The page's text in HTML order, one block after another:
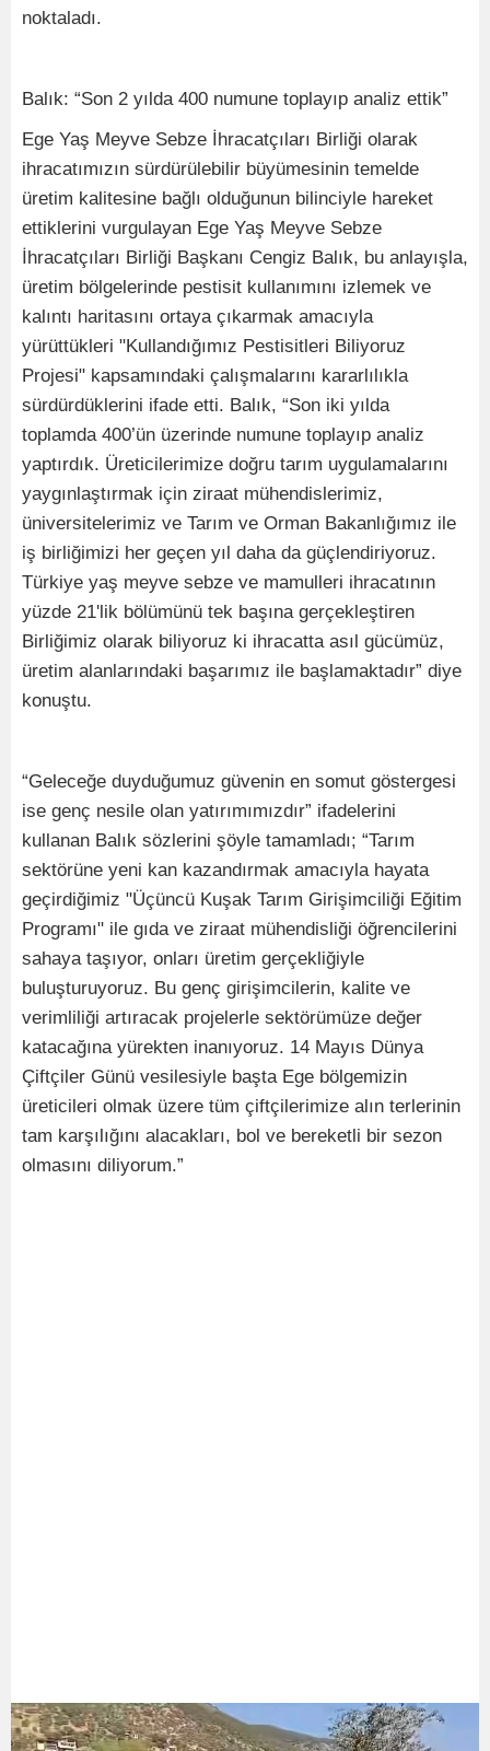
noktaladı.
Balık: “Son 2 yılda 400 numune toplayıp analiz ettik”
Ege Yaş Meyve Sebze İhracatçıları Birliği olarak
ihracatımızın sürdürülebilir büyümesinin temelde
üretim kalitesine bağlı olduğunun bilinciyle hareket
ettiklerini vurgulayan Ege Yaş Meyve Sebze
İhracatçıları Birliği Başkanı Cengiz Balık, bu anlayışla,
üretim bölgelerinde pestisit kullanımını izlemek ve
kalıntı haritasını ortaya çıkarmak amacıyla
yürüttükleri "Kullandığımız Pestisitleri Biliyoruz
Projesi" kapsamındaki çalışmalarını kararlılıkla
sürdürdüklerini ifade etti. Balık, “Son iki yılda
toplamda 400’ün üzerinde numune toplayıp analiz
yaptırdık. Üreticilerimize doğru tarım uygulamalarını
yaygınlaştırmak için ziraat mühendislerimiz,
üniversitelerimiz ve Tarım ve Orman Bakanlığımız ile
iş birliğimizi her geçen yıl daha da güçlendiriyoruz.
Türkiye yaş meyve sebze ve mamulleri ihracatının
yüzde 21'lik bölümünü tek başına gerçekleştiren
Birliğimiz olarak biliyoruz ki ihracatta asıl gücümüz,
üretim alanlarındaki başarımız ile başlamaktadır” diye
konuştu.
“Geleceğe duyduğumuz güvenin en somut göstergesi
ise genç nesile olan yatırımımızdır” ifadelerini
kullanan Balık sözlerini şöyle tamamladı; “Tarım
sektörüne yeni kan kazandırmak amacıyla hayata
geçirdiğimiz "Üçüncü Kuşak Tarım Girişimciliği Eğitim
Programı" ile gıda ve ziraat mühendisliği öğrencilerini
sahaya taşıyor, onları üretim gerçekliğiyle
buluşturuyoruz. Bu genç girişimcilerin, kalite ve
verimliliği artıracak projelerle sektörümüze değer
katacağına yürekten inanıyoruz. 14 Mayıs Dünya
Çiftçiler Günü vesilesiyle başta Ege bölgemizin
üreticileri olmak üzere tüm çiftçilerimize alın terlerinin
tam karşılığını alacakları, bol ve bereketli bir sezon
olmasını diliyorum.”